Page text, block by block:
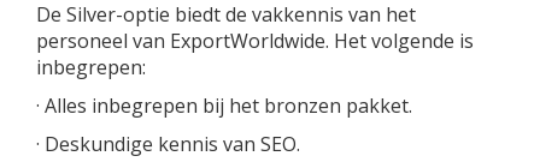
De Silver-optie biedt de vakkennis van het
personeel van ExportWorldwide. Het volgende is
inbegrepen:
· Alles inbegrepen bij het bronzen pakket.
· Deskundige kennis van SEO.